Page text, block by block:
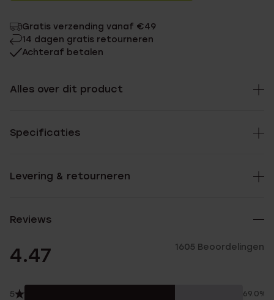
Gratis verzending vanaf €49
14 dagen gratis retourneren
Achteraf betalen
Alles over dit product
Specificaties
Levering & retourneren
Reviews
4.47 1605 Beoordelingen
5 69.0%